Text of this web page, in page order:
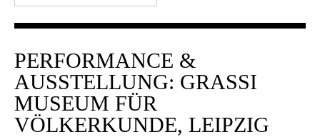
PERFORMANCE &
AUSSTELLUNG: GRASSI
MUSEUM FÜR
VÖLKERKUNDE, LEIPZIG